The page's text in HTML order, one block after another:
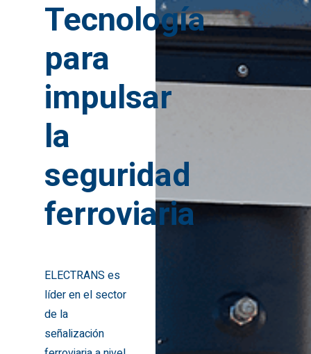
Tecnología
para
impulsar
la
seguridad
ferroviaria
ELECTRANS es
líder en el sector
de la
señalización
Sobre nosotros
Mantenimiento
Control de tráfico
centralizado (CTC)
Únete a